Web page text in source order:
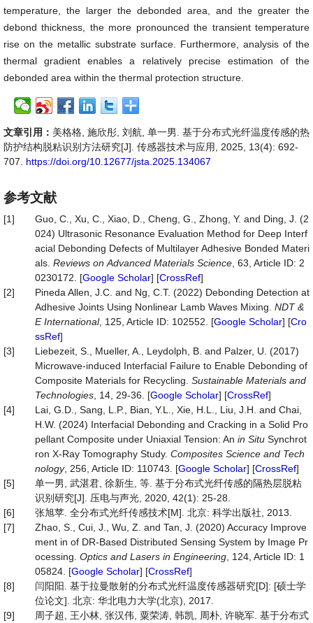
temperature, the larger the debonded area, and the greater the
debond thickness, the more pronounced the transient temperature
rise on the metallic substrate surface. Furthermore, analysis of the
thermal gradient enables a relatively precise estimation of the
debonded area within the thermal protection structure.
文章引用： 美格格, 施欣彤, 刘航, 单一男. 基于分布式光纤温度传感的热
防护结构脱粘识别方法研究[J]. 传感器技术与应用, 2025, 13(4): 692-
707. https://doi.org/10.12677/jsta.2025.134067
参考文献
[1]
Guo, C., Xu, C., Xiao, D., Cheng, G., Zhong, Y. and Ding, J. (2
024) Ultrasonic Resonance Evaluation Method for Deep Interf
acial Debonding Defects of Multilayer Adhesive Bonded Materi
als. Reviews on Advanced Materials Science , 63, Article ID: 2
0230172. [Google Scholar] [CrossRef]
[2]
Pineda Allen, J.C. and Ng, C.T. (2022) Debonding Detection at
Adhesive Joints Using Nonlinear Lamb Waves Mixing. NDT &
E International, 125, Article ID: 102552. [Google Scholar] [Cro
ssRef]
[3]
Liebezeit, S., Mueller, A., Leydolph, B. and Palzer, U. (2017)
Microwave-induced Interfacial Failure to Enable Debonding of
Composite Materials for Recycling. Sustainable Materials and
Technologies , 14, 29-36. [Google Scholar] [CrossRef]
[4]
Lai, G.D., Sang, L.P., Bian, Y.L., Xie, H.L., Liu, J.H. and Chai,
H.W. (2024) Interfacial Debonding and Cracking in a Solid Pro
pellant Composite under Uniaxial Tension: An in Situ Synchrot
ron X-Ray Tomography Study. Composites Science and Tech
nology, 256, Article ID: 110743. [Google Scholar] [CrossRef]
[5]
单一男, 武湛君, 徐新生, 等. 基于分布式光纤传感的隔热层脱粘
识别研究[J]. 压电与声光, 2020, 42(1): 25-28.
[6]
张旭苹. 全分布式光纤传感技术[M]. 北京: 科学出版社, 2013.
[7]
Zhao, S., Cui, J., Wu, Z. and Tan, J. (2020) Accuracy Improve
ment in of DR-Based Distributed Sensing System by Image Pr
ocessing. Optics and Lasers in Engineering , 124, Article ID: 1
05824. [Google Scholar] [CrossRef]
[8]
闫阳阳. 基于拉曼散射的分布式光纤温度传感器研究[D]: [硕士学
位论文]. 北京: 华北电力大学(北京), 2017.
[9]
周子超, 王小林, 张汉伟, 粟荣涛, 韩凯, 周朴, 许晓军. 基于分布式